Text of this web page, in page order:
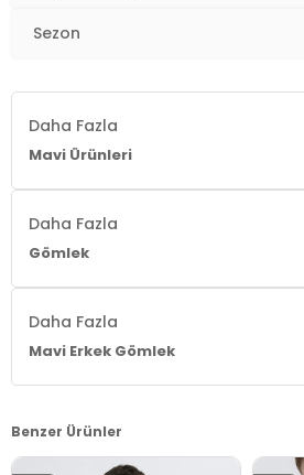
Sezon
Daha Fazla
Mavi Ürünleri
Daha Fazla
Gömlek
Daha Fazla
Mavi Erkek Gömlek
Benzer Ürünler